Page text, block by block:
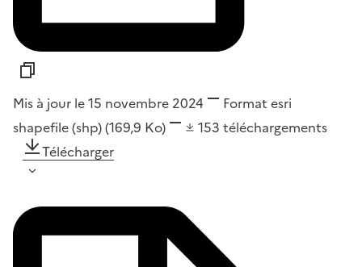
Mis à jour le 15 novembre 2024 Format esri
shapefile (shp)(169,9 Ko) 153 téléchargements
Télécharger